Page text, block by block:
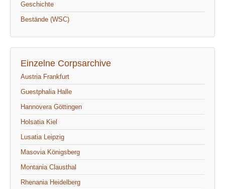
Geschichte
Bestände (WSC)
Einzelne Corpsarchive
Austria Frankfurt
Guestphalia Halle
Hannovera Göttingen
Holsatia Kiel
Lusatia Leipzig
Masovia Königsberg
Montania Clausthal
Rhenania Heidelberg